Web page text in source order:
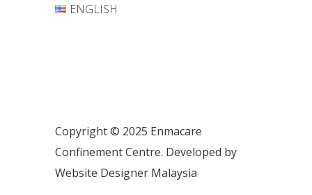
ENGLISH
Copyright © 2025 Enmacare
Confinement Centre. Developed by
Website Designer Malaysia